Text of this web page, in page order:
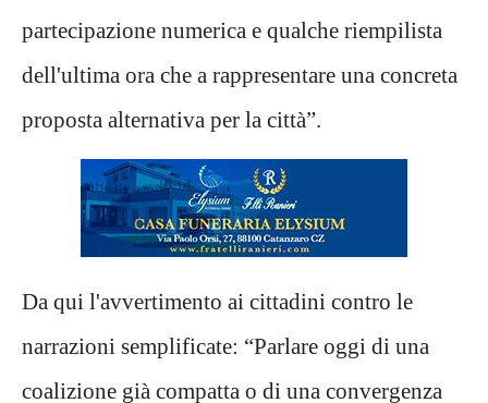
partecipazione numerica e qualche riempilista
dell'ultima ora che a rappresentare una concreta
proposta alternativa per la città”.
Da qui l'avvertimento ai cittadini contro le
narrazioni semplificate: “Parlare oggi di una
coalizione già compatta o di una convergenza